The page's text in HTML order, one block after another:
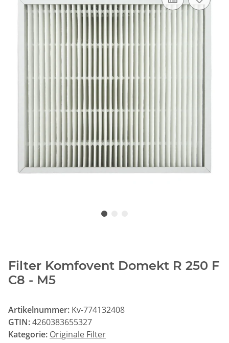
Filter Komfovent Domekt R 250 F
C8 - M5
Artikelnummer: Kv-774132408
GTIN:4260383655327
Kategorie: Originale Filter